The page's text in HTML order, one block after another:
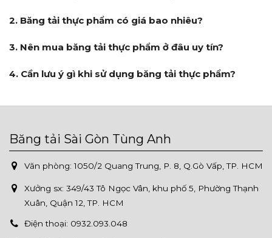
2. Băng tải thực phẩm có giá bao nhiêu?
3. Nên mua băng tải thực phẩm ở đâu uy tín?
4. Cần lưu ý gì khi sử dụng băng tải thực phẩm?
Băng tải Sài Gòn Tùng Anh
Văn phòng: 1050/2 Quang Trung, P. 8, Q.Gò Vấp, TP. HCM
Xưởng sx: 349/43 Tô Ngọc Vân, khu phố 5, Phường Thạnh
Xuân, Quận 12, TP. HCM
Điện thoại: 0932.093.048